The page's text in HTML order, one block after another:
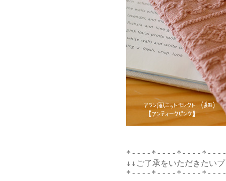
*----*----*----
↓↓ご了承をいただきたい
*----*----*----